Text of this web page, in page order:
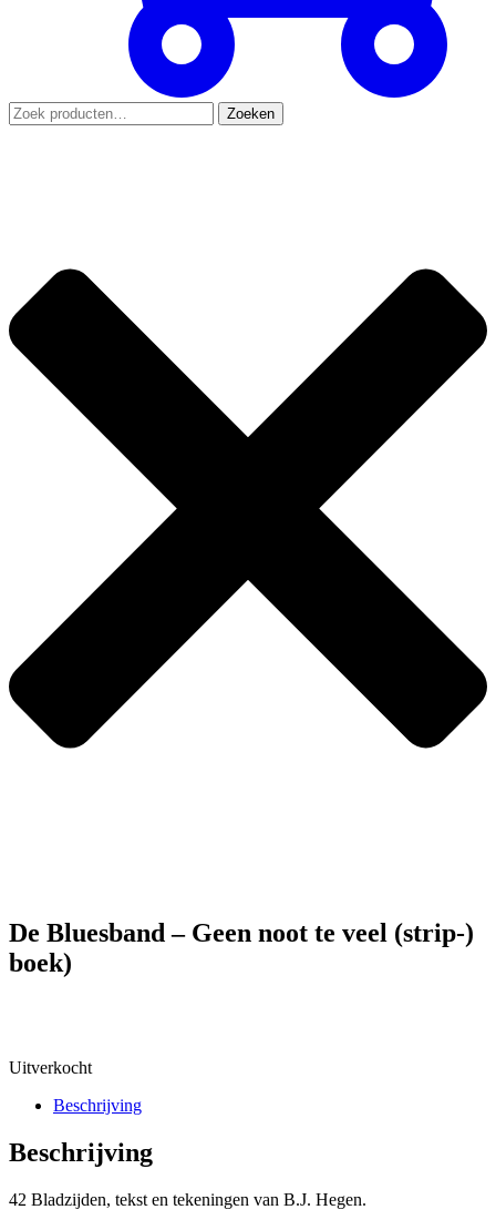
Zoeken
naar:
Zoeken
De Bluesband – Geen noot te veel (strip-)
boek)
Uitverkocht
Beschrijving
Beschrijving
42 Bladzijden, tekst en tekeningen van B.J. Hegen.